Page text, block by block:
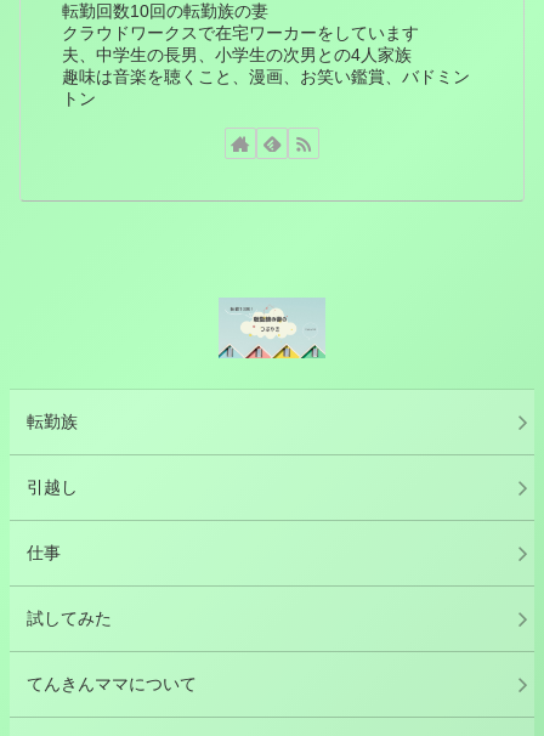
転勤回数10回の転勤族の妻
クラウドワークスで在宅ワーカーをしています
夫、中学生の長男、小学生の次男との4人家族
趣味は音楽を聴くこと、漫画、お笑い鑑賞、バドミン
トン
転勤族
引越し
仕事
試してみた
てんきんママについて